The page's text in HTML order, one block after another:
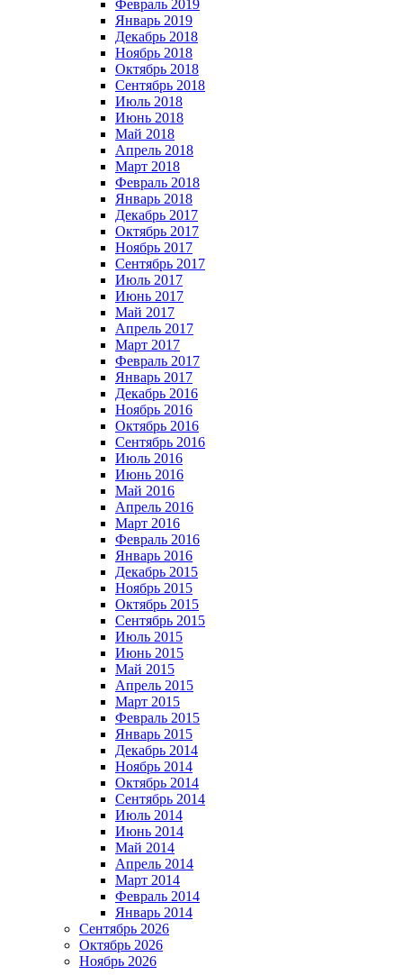
Февраль 2019
Январь 2019
Декабрь 2018
Ноябрь 2018
Октябрь 2018
Сентябрь 2018
Июль 2018
Июнь 2018
Май 2018
Апрель 2018
Март 2018
Февраль 2018
Январь 2018
Декабрь 2017
Октябрь 2017
Ноябрь 2017
Сентябрь 2017
Июль 2017
Июнь 2017
Май 2017
Апрель 2017
Март 2017
Февраль 2017
Январь 2017
Декабрь 2016
Ноябрь 2016
Октябрь 2016
Сентябрь 2016
Июль 2016
Июнь 2016
Май 2016
Апрель 2016
Март 2016
Февраль 2016
Январь 2016
Декабрь 2015
Ноябрь 2015
Октябрь 2015
Сентябрь 2015
Июль 2015
Июнь 2015
Май 2015
Апрель 2015
Март 2015
Февраль 2015
Январь 2015
Декабрь 2014
Ноябрь 2014
Октябрь 2014
Сентябрь 2014
Июль 2014
Июнь 2014
Май 2014
Апрель 2014
Март 2014
Февраль 2014
Январь 2014
Сентябрь 2026
Октябрь 2026
Ноябрь 2026